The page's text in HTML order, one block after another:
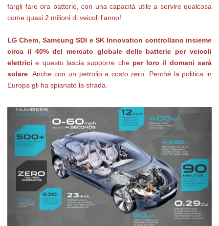
fargli fare ora batterie, con una capacità utile a servire qualcosa
come quasi 2 milioni di veicoli l’anno!
LG Chem, Samsung SDI e SK Innovation controllano insieme
circa il 40% del mercato globale delle batterie per veicoli
elettrici e questo lascia supporre che per loro il domani sarà
solare. Anche con un petrolio a costo zero. Perché la politica in
Europa gli ha spianato la strada.